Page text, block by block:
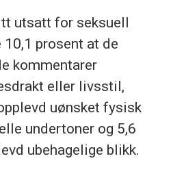
utsatt for seksuell
prosent at de
kommentarer
eller livsstil,
uønsket fysisk
undertoner og 5,6
ubehagelige blikk.